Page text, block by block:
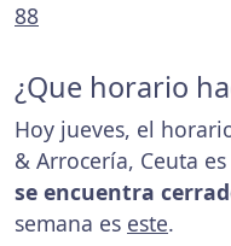
88
¿Que horario
Hoy jueves, el
& Arrocería, Ceuta
se encuentra
semana es este.